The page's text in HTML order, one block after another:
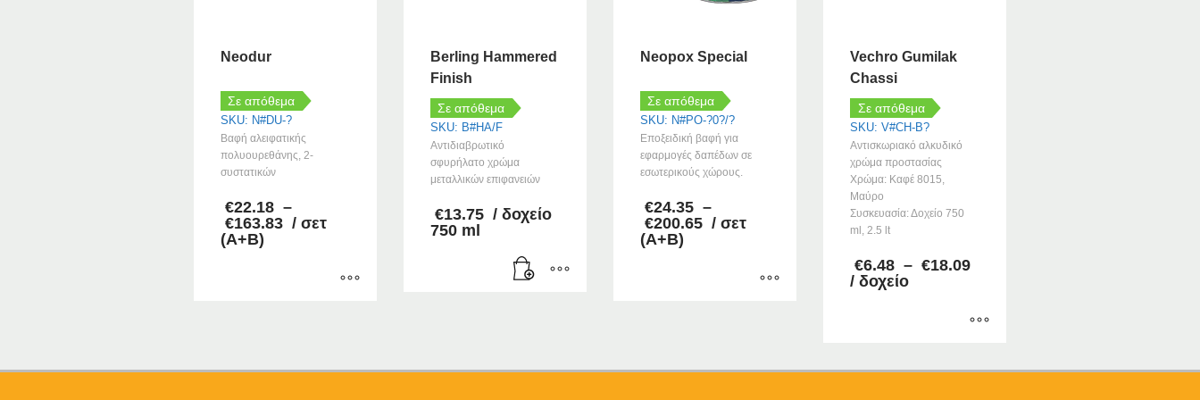
Neodur
Σε απόθεμα
SKU: N#DU-?
Βαφή αλειφατικής
πολυουρεθάνης, 2-
συστατικών
€22.18 –
€163.83 Price
through
/ σετ
(Α+Β)
έχει
Berling Hammered
Finish
Σε απόθεμα
SKU: B#HA/F
Αντιδιαβρωτικό
σφυρήλατο χρώμα
μεταλλικών επιφανειών
€13.75 / δοχείο
750 ml
Neopox Special
Σε απόθεμα
SKU: N#PO-?0?/?
Εποξειδική βαφή για
εφαρμογές δαπέδων σε
εσωτερικούς χώρους.
€24.35 –
€200.65 Price
through
/ σετ
(Α+Β)
έχει
Vechro Gumilak
Chassi
Σε απόθεμα
SKU: V#CH-B?
Αντισκωριακό αλκυδικό
χρώμα προστασίας
Χρώμα: Καφέ 8015,
Μαύρο
Συσκευασία: Δοχείο 750
ml, 2.5 lt
€6.48 – €18.09
through
/ δοχείο
το